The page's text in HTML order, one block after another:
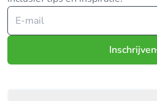
Inschrijven